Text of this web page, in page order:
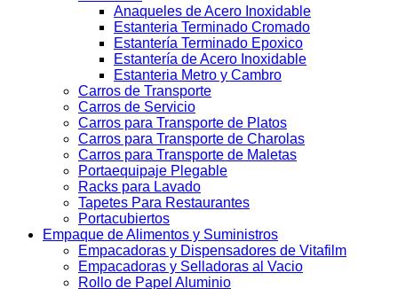
Anaqueles de Acero Inoxidable
Estanteria Terminado Cromado
Estantería Terminado Epoxico
Estantería de Acero Inoxidable
Estanteria Metro y Cambro
Carros de Transporte
Carros de Servicio
Carros para Transporte de Platos
Carros para Transporte de Charolas
Carros para Transporte de Maletas
Portaequipaje Plegable
Racks para Lavado
Tapetes Para Restaurantes
Portacubiertos
Empaque de Alimentos y Suministros
Empacadoras y Dispensadores de Vitafilm
Empacadoras y Selladoras al Vacio
Rollo de Papel Aluminio